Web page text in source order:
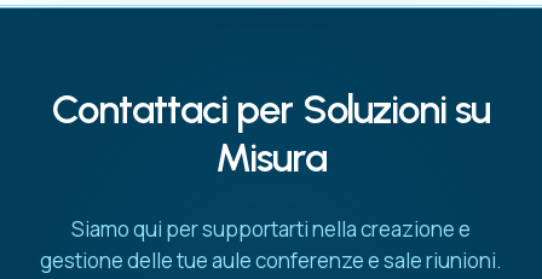
Contattaci per Soluzionisu
Misura
Siamoqui persupportartinellacreazionee
gestionedelletueauleconferenzeesaleriunioni.